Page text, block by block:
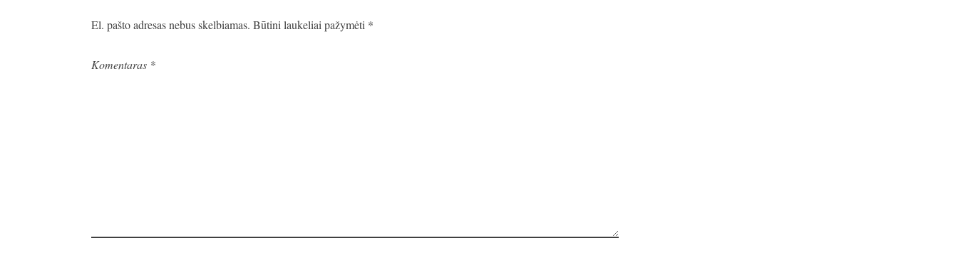
El. pašto adresas nebus skelbiamas. Būtini laukeliai pažymėti *
Komentaras *